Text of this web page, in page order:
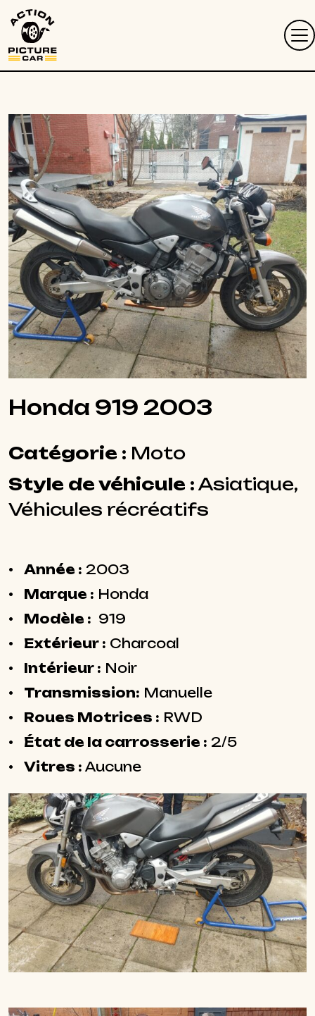
Honda 919 2003
Catégorie : Moto
Style de véhicule : Asiatique,
Véhicules récréatifs
Année : 2003
Marque : Honda
Modèle : 919
Extérieur : Charcoal
Intérieur : Noir
Transmission: Manuelle
Roues Motrices : RWD
État de la carrosserie : 2/5
Vitres : Aucune